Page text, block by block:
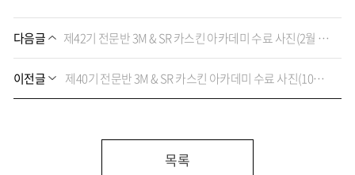
다음글 제42기 전문반 3M & SR 카스킨 아카데미 수료 사진(2월 17일~2월 21일, 2025')
이전글 제40기 전문반 3M & SR 카스킨 아카데미 수료 사진(10월 28일~10월 30일, 2024')
목록